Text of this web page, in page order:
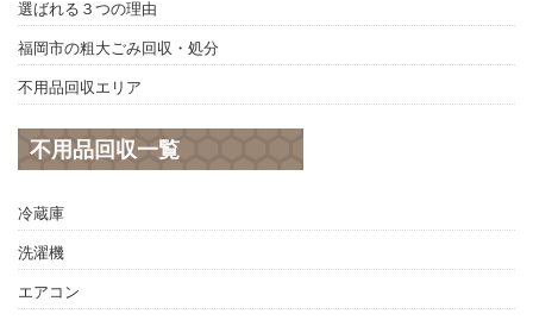
選ばれる３つの理由
福岡市の粗大ごみ回収・処分
不用品回収エリア
不用品回収一覧
冷蔵庫
洗濯機
エアコン